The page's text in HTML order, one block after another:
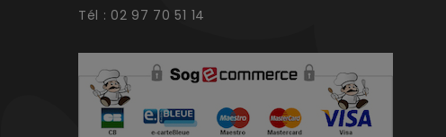
Tél : 02 97 70 51 14